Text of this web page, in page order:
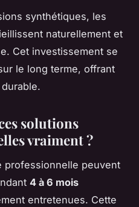
synthétiques, les
naturellement et
Cet investissement se
le long terme, offrant
solutions
vraiment ?
professionnelle peuvent
4 à 6 mois
entretenues. Cette